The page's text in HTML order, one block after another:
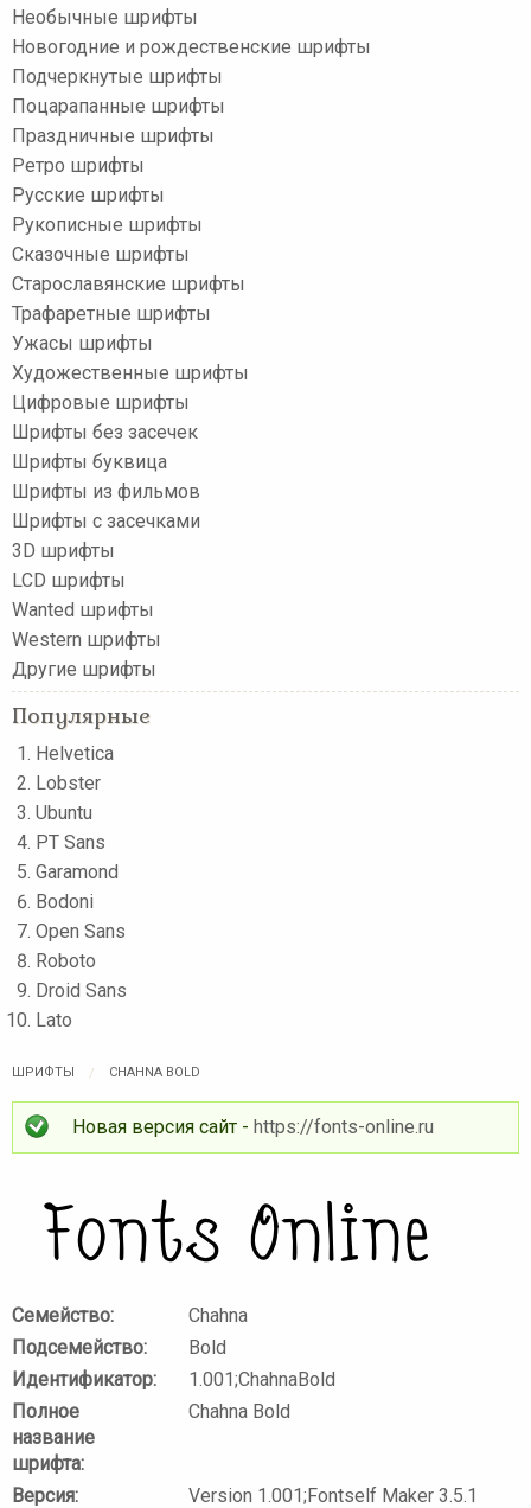
ШРИФТЫ CHAHNA BOLD
Новая версия сайт - https://fonts-online.ru
Семейство:
Chahna
Подсемейство:
Bold
Идентификатор:
1.001;ChahnaBold
Полное
название
шрифта:
Chahna Bold
Версия:
Version 1.001;Fontself Maker 3.5.1
Необычные шрифты
Новогодние и рождественские шрифты
Подчеркнутые шрифты
Поцарапанные шрифты
Праздничные шрифты
Ретро шрифты
Русские шрифты
Рукописные шрифты
Сказочные шрифты
Старославянские шрифты
Трафаретные шрифты
Ужасы шрифты
Художественные шрифты
Цифровые шрифты
Шрифты без засечек
Шрифты буквица
Шрифты из фильмов
Шрифты с засечками
3D шрифты
LCD шрифты
Wanted шрифты
Western шрифты
Другие шрифты
Популярные
Helvetica
Lobster
Ubuntu
PT Sans
Garamond
Bodoni
Open Sans
Roboto
Droid Sans
Lato